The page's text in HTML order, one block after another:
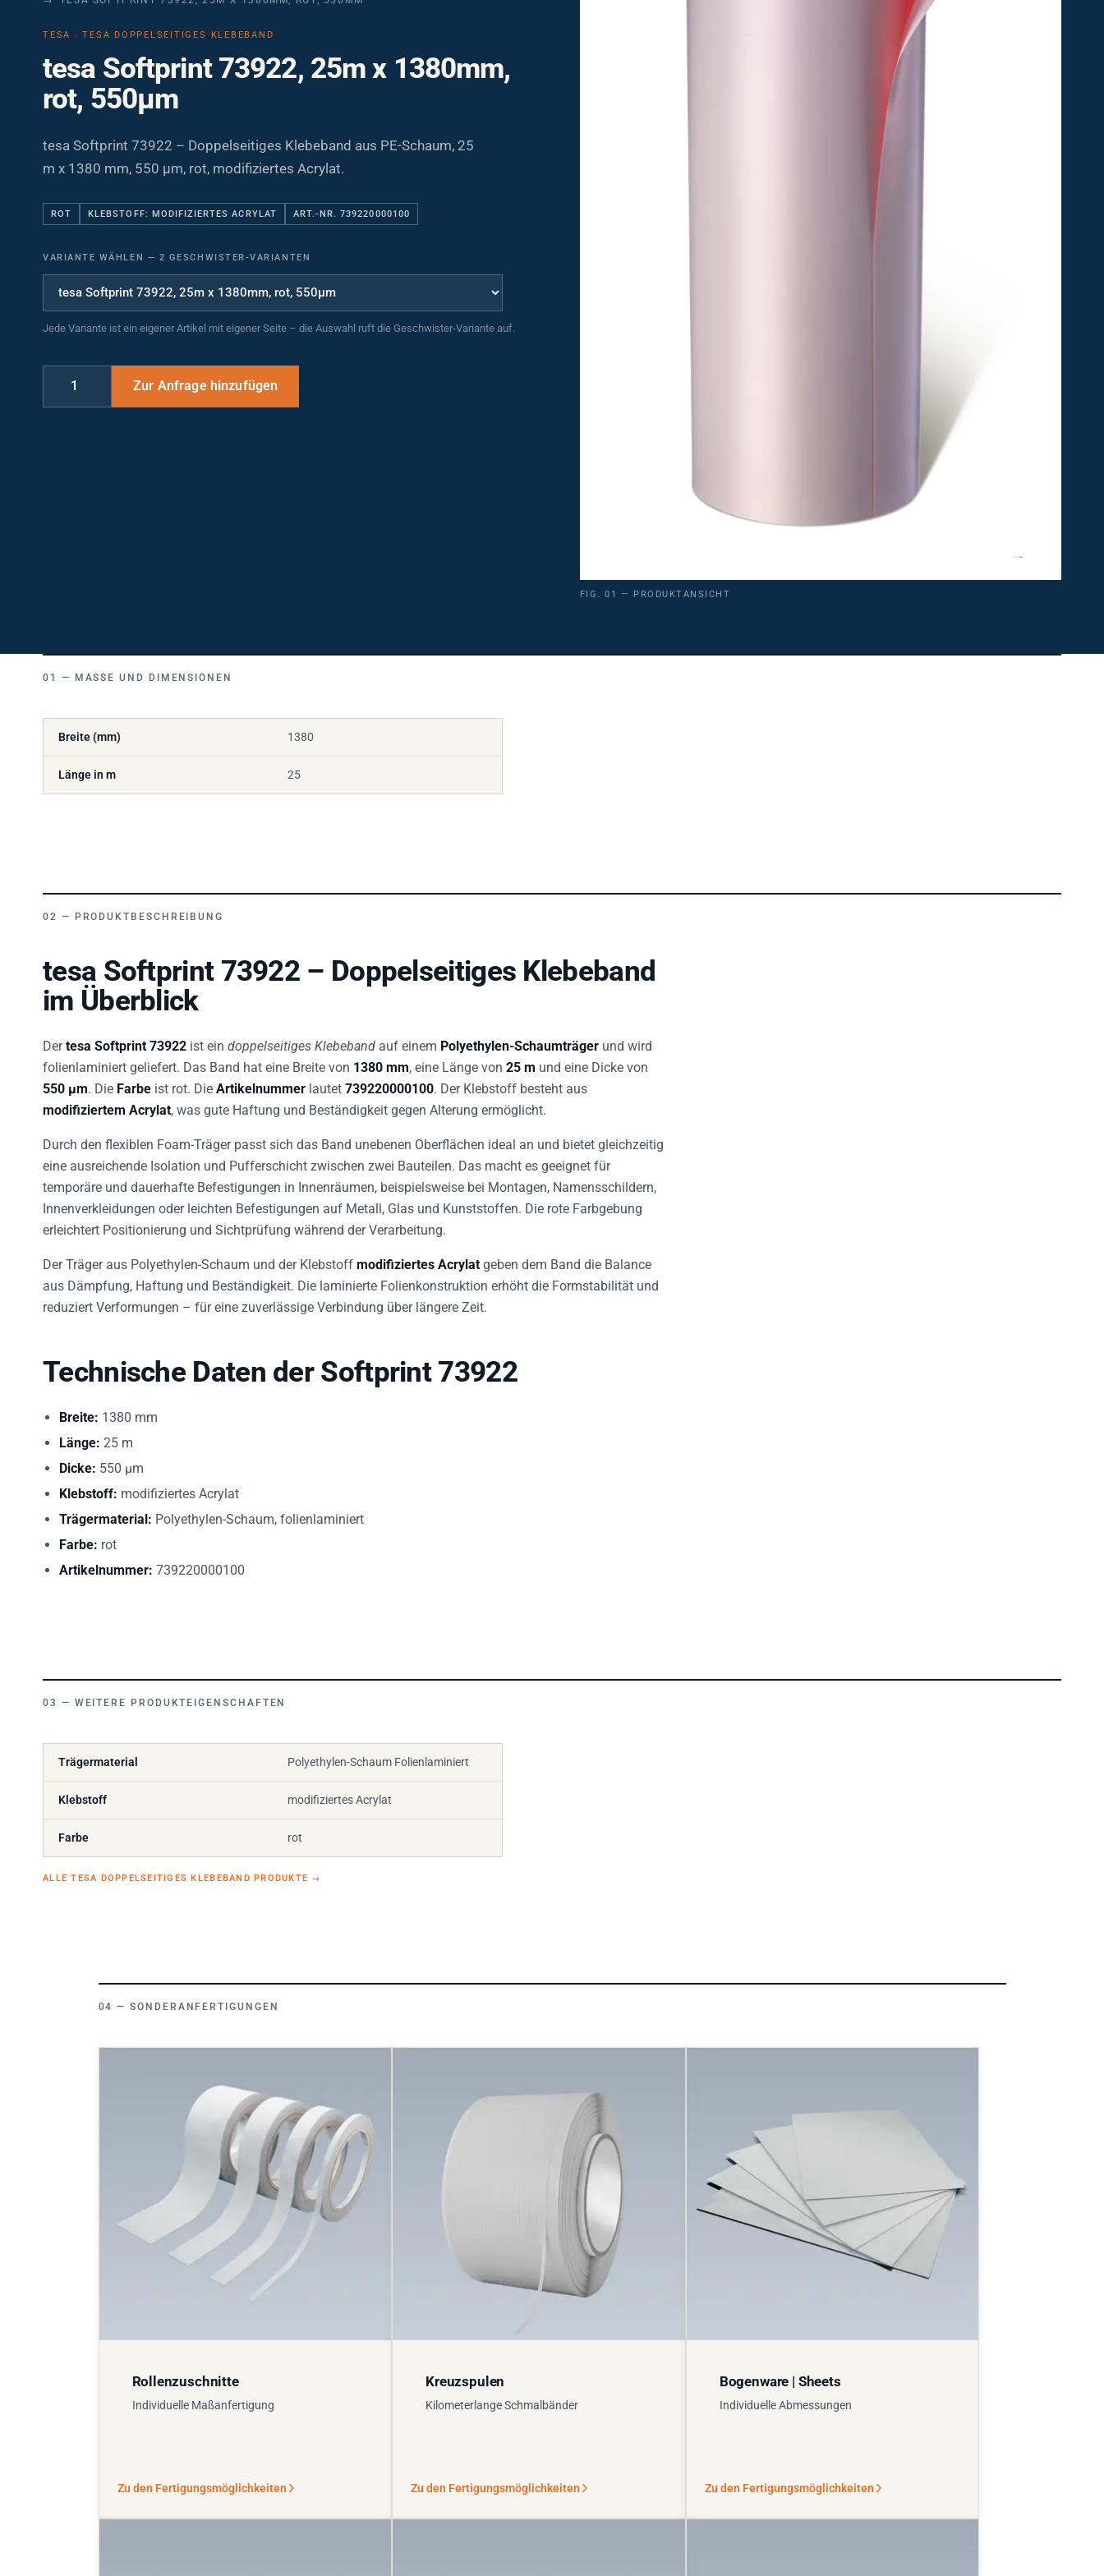
TESA · TESA DOPPELSEITIGES KLEBEBAND
tesa Softprint 73922, 25m x 1380mm,
rot, 550µm
tesa Softprint 73922 – Doppelseitiges Klebeband aus PE-Schaum, 25
m x 1380 mm, 550 µm, rot, modifiziertes Acrylat.
ROT KLEBSTOFF: MODIFIZIERTES ACRYLAT ART.-NR. 739220000100
VARIANTE WÄHLEN 2 GESCHWISTER-VARIANTEN
Jede Variante ist ein eigener Artikel mit eigener Seite – die Auswahl ruft die Geschwister-Variante auf.
FIG. 01 — PRODUKTANSICHT
MASSE UND DIMENSIONEN
Breite (mm) 1380
Länge in m 25
PRODUKTBESCHREIBUNG
tesa Softprint 73922 – Doppelseitiges Klebeband
im Überblick
Dertesa Softprint 73922 ist ein doppelseitiges Klebeband auf einem Polyethylen-Schaumträger und wird
folienlaminiert geliefert. Das Band hat eine Breite von 1380 mm , eine Länge von 25 m und eine Dicke von
550 µm . Die Farbe ist rot. Die Artikelnummer lautet 739220000100 . Der Klebstoff besteht aus
modifiziertem Acrylat , was gute Haftung und Beständigkeit gegen Alterung ermöglicht.
Durch den flexiblen Foam-Träger passt sich das Band unebenen Oberflächen ideal an und bietet gleichzeitig
eine ausreichende Isolation und Pufferschicht zwischen zwei Bauteilen. Das macht es geeignet für
temporäre und dauerhafte Befestigungen in Innenräumen, beispielsweise bei Montagen, Namensschildern,
Innenverkleidungen oder leichten Befestigungen auf Metall, Glas und Kunststoffen. Die rote Farbgebung
erleichtert Positionierung und Sichtprüfung während der Verarbeitung.
Der Träger aus Polyethylen-Schaum und der Klebstoff modifiziertes Acrylat geben dem Band die Balance
aus Dämpfung, Haftung und Beständigkeit. Die laminierte Folienkonstruktion erhöht die Formstabilität und
reduziert Verformungen – für eine zuverlässige Verbindung über längere Zeit.
Technische Daten der Softprint 73922
Breite: 1380 mm
Länge: 25 m
Dicke: 550 µm
Klebstoff: modifiziertes Acrylat
Trägermaterial: Polyethylen-Schaum, folienlaminiert
Farbe: rot
Artikelnummer: 739220000100
WEITERE PRODUKTEIGENSCHAFTEN
Trägermaterial Polyethylen-Schaum Folienlaminiert
Klebstoff modifiziertes Acrylat
Farbe rot
ALLE TESA DOPPELSEITIGES KLEBEBAND PRODUKTE
SONDERANFERTIGUNGEN
Rollenzuschnitte
Individuelle Maßanfertigung
Zu den Fertigungsmöglichkeiten
Kreuzspulen
Kilometerlange Schmalbänder
Zu den Fertigungsmöglichkeiten
Bogenware | Sheets
Individuelle Abmessungen
Zu den Fertigungsmöglichkeiten